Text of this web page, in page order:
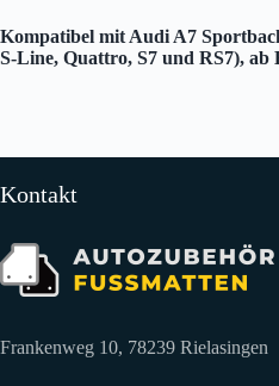
Kompatibel mit Audi A7
S-Line, Quattro, S7 und RS7), ab
Kontakt
Frankenweg 10, 78239 Rielasingen